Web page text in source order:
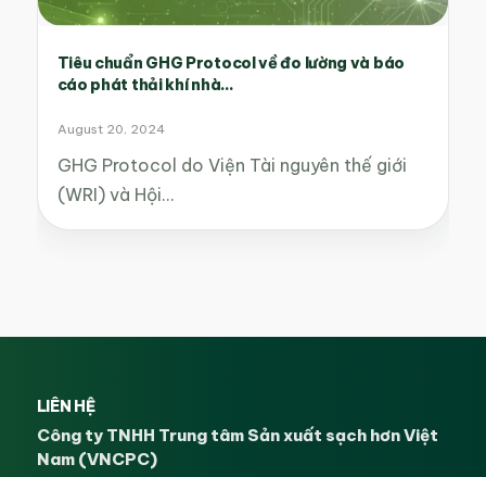
Tiêu chuẩn GHG Protocol về đo lường và báo
cáo phát thải khí nhà...
August 20, 2024
GHG Protocol do Viện Tài nguyên thế giới
(WRI) và Hội…
LIÊN HỆ
Công ty TNHH Trung tâm Sản xuất sạch hơn Việt
Nam (VNCPC)